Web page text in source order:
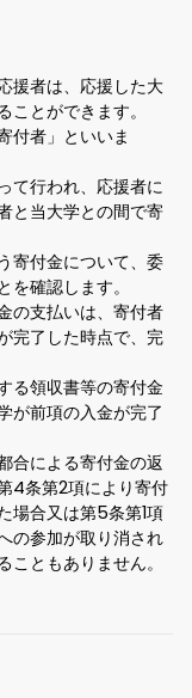
援者は、応援した大
とができます。
付者」といいま
て行われ、応援者に
と当大学との間で寄
寄付金について、委
確認します。
の支払いは、寄付者
完了した時点で、完
る領収書等の寄付金
が前項の入金が完了
合による寄付金の返
4条第2項により寄付
場合又は第5条第1項
の参加が取り消され
ともありません。